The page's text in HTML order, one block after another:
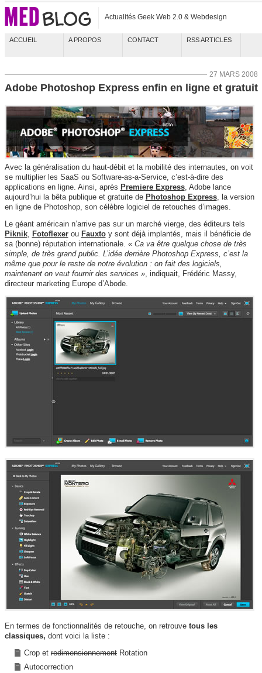
Actualités Geek Web 2.0 & Webdesign
ACCUEIL A PROPOS CONTACT RSS ARTICLES
27 MARS 2008
Adobe Photoshop Express enfin en ligne et gratuit
Avec la généralisation du haut-débit et la mobilité des internautes, on voit
se multiplier les SaaS ou Software-as-a-Service, c’est-à-dire des
applications en ligne. Ainsi, après Premiere Express, Adobe lance
aujourd’hui la bêta publique et gratuite de Photoshop Express, la version
en ligne de Photoshop, son célèbre logiciel de retouches d’images.
Le géant américain n’arrive pas sur un marché vierge, des éditeurs tels
Piknik, Fotoflexerou Fauxtoy sont déjà implantés, mais il bénéficie de
sa (bonne) réputation internationale. « Ca va être quelque chose de très
simple, de très grand public. L’idée derrière Photoshop Express, c’est la
même que pour le reste de notre évolution : on fait des logiciels,
maintenant on veut fournir des services », indiquait, Frédéric Massy,
directeur marketing Europe d’Abode.
En termes de fonctionnalités de retouche, on retrouvetous les
classiques, dont voici la liste :
Crop etredimensionnement Rotation
Autocorrection